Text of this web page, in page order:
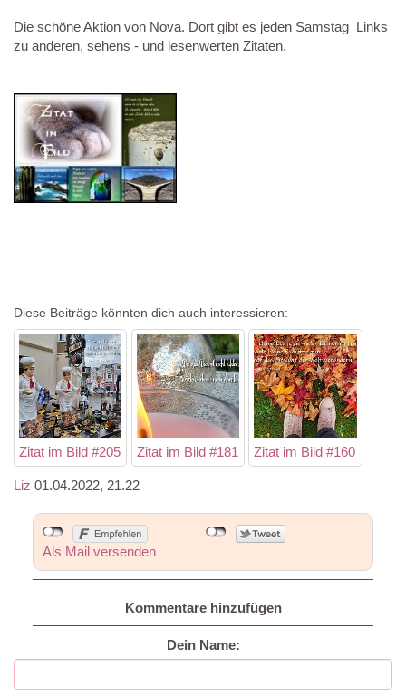
Die schöne Aktion von Nova. Dort gibt es jeden Samstag Links
zu anderen, sehens - und lesenwerten Zitaten.
Diese Beiträge könnten dich auch interessieren:
Zitat im Bild #205 Zitat im Bild #181 Zitat im Bild #160
Liz 01.04.2022, 21.22
Als Mail versenden
Kommentare hinzufügen
Dein Name: